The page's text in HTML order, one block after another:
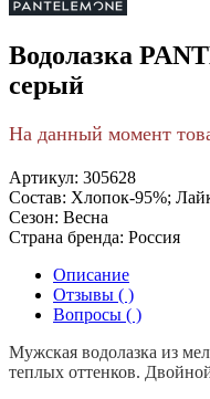
Водолазка
серый
На данный момент
Артикул: 305628
Состав: Хлопок-95%;
Сезон: Весна
Страна бренда: Россия
Описание
Отзывы ( )
Вопросы ( )
Мужская водолазка из
теплых оттенков.